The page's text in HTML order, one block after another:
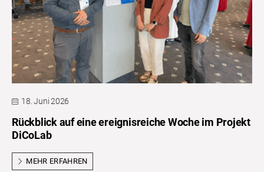
18. Juni 2026
Rückblick auf eine ereignisreiche Woche im Projekt
DiCoLab
MEHR ERFAHREN